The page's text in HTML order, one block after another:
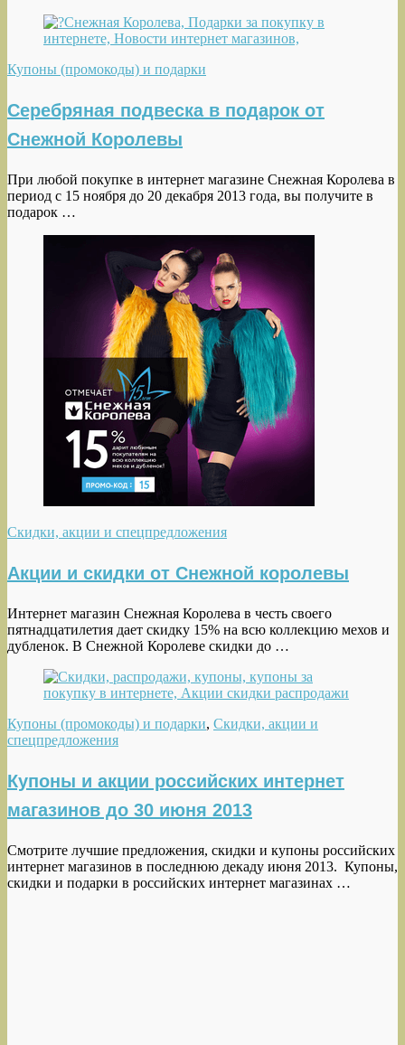
Купоны (промокоды) и подарки
Серебряная подвеска в подарок от
Снежной Королевы
При любой покупке в интернет магазине Снежная Королева в
период с 15 ноября до 20 декабря 2013 года, вы получите в
подарок …
Скидки, акции и спецпредложения
Акции и скидки от Снежной королевы
Интернет магазин Снежная Королева в честь своего
пятнадцатилетия дает скидку 15% на всю коллекцию мехов и
дубленок. В Снежной Королеве скидки до …
Купоны (промокоды) и подарки, Скидки, акции и
спецпредложения
Купоны и акции российских интернет
магазинов до 30 июня 2013
Смотрите лучшие предложения, скидки и купоны российских
интернет магазинов в последнюю декаду июня 2013. Купоны,
скидки и подарки в российских интернет магазинах …